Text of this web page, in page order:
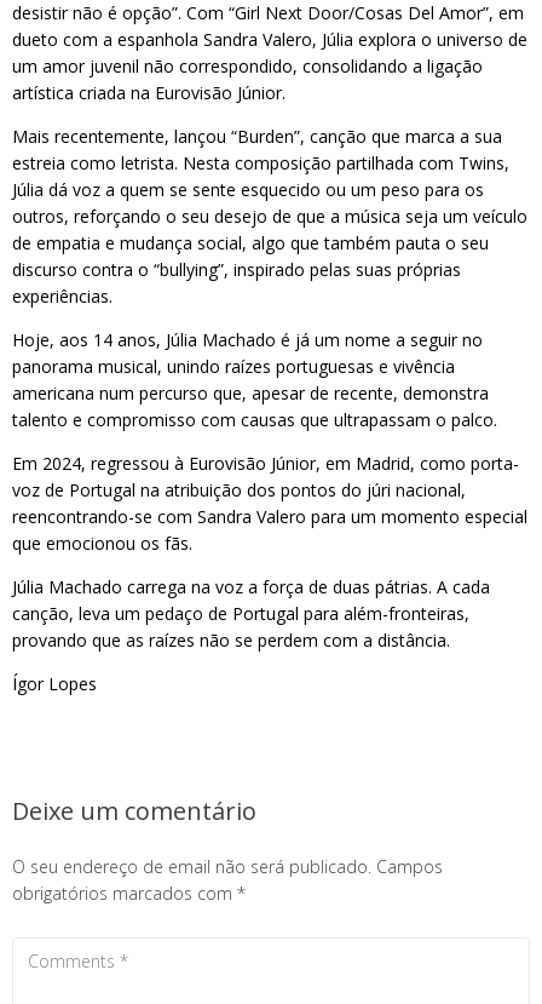
desistir não é opção”. Com “Girl Next Door/Cosas Del Amor”, em
dueto com a espanhola Sandra Valero, Júlia explora o universo de
um amor juvenil não correspondido, consolidando a ligação
artística criada na Eurovisão Júnior.
Mais recentemente, lançou “Burden”, canção que marca a sua
estreia como letrista. Nesta composição partilhada com Twins,
Júlia dá voz a quem se sente esquecido ou um peso para os
outros, reforçando o seu desejo de que a música seja um veículo
de empatia e mudança social, algo que também pauta o seu
discurso contra o “bullying”, inspirado pelas suas próprias
experiências.
Hoje, aos 14 anos, Júlia Machado é já um nome a seguir no
panorama musical, unindo raízes portuguesas e vivência
americana num percurso que, apesar de recente, demonstra
talento e compromisso com causas que ultrapassam o palco.
Em 2024, regressou à Eurovisão Júnior, em Madrid, como porta-
voz de Portugal na atribuição dos pontos do júri nacional,
reencontrando-se com Sandra Valero para um momento especial
que emocionou os fãs.
Júlia Machado carrega na voz a força de duas pátrias. A cada
canção, leva um pedaço de Portugal para além-fronteiras,
provando que as raízes não se perdem com a distância.
Ígor Lopes
Deixe um comentário
O seu endereço de email não será publicado. Campos
obrigatórios marcados com *